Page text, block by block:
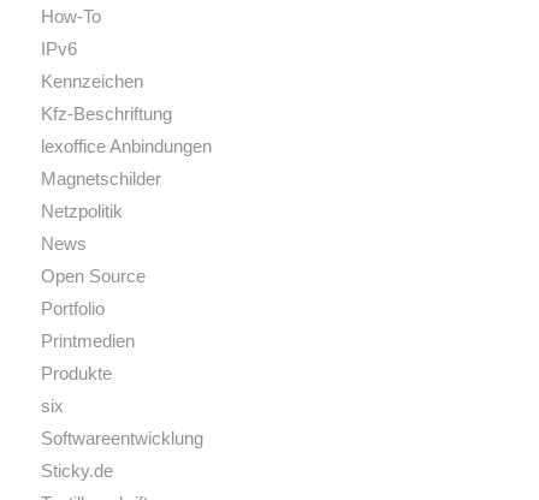
How-To
IPv6
Kennzeichen
Kfz-Beschriftung
lexoffice Anbindungen
Magnetschilder
Netzpolitik
News
Open Source
Portfolio
Printmedien
Produkte
six
Softwareentwicklung
Sticky.de